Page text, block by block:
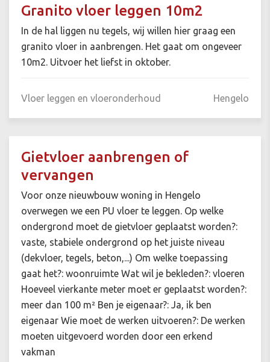
Granito vloer leggen 10m2
In de hal liggen nu tegels, wij willen hier graag een
granito vloer in aanbrengen. Het gaat om ongeveer
10m2. Uitvoer het liefst in oktober.
Vloer leggen en vloeronderhoud Hengelo
Gietvloer aanbrengen of
vervangen
Voor onze nieuwbouw woning in Hengelo
overwegen we een PU vloer te leggen. Op welke
ondergrond moet de gietvloer geplaatst worden?:
vaste, stabiele ondergrond op het juiste niveau
(dekvloer, tegels, beton,...) Om welke toepassing
gaat het?: woonruimte Wat wil je bekleden?: vloeren
Hoeveel vierkante meter moet er geplaatst worden?:
meer dan 100 m² Ben je eigenaar?: Ja, ik ben
eigenaar Wie moet de werken uitvoeren?: De werken
moeten uitgevoerd worden door een erkend
vakman